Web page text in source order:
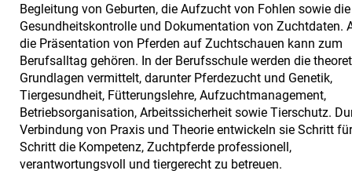
Begleitung von Geburten, die Aufzucht von Fohlen sowie die
Gesundheitskontrolle und Dokumentation von Zuchtdaten.
die Präsentation von Pferden auf Zuchtschauen kann zum
Berufsalltag gehören. In der Berufsschule werden die
Grundlagen vermittelt, darunter Pferdezucht und Genetik,
Tiergesundheit, Fütterungslehre, Aufzuchtmanagement,
Betriebsorganisation, Arbeitssicherheit sowie Tierschutz.
Verbindung von Praxis und Theorie entwickeln sie Schritt für
Schritt die Kompetenz, Zuchtpferde professionell,
verantwortungsvoll und tiergerecht zu betreuen.